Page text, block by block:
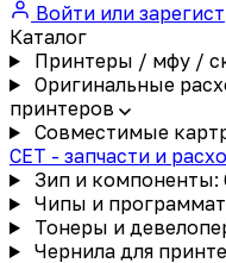
Войти или
Каталог
Принтеры / мфу /
Оригинальные
принтеров
Совместимые
CET - запчасти и
Зип и компоненты:
Чипы и
Тонеры и
Чернила для